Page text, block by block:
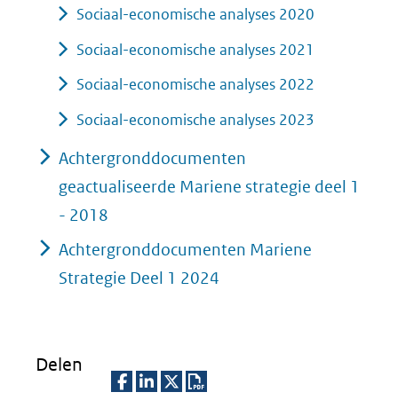
Sociaal-economische analyses 2020
Sociaal-economische analyses 2021
Sociaal-economische analyses 2022
Sociaal-economische analyses 2023
Achtergronddocumenten
geactualiseerde Mariene strategie deel 1
- 2018
Achtergronddocumenten Mariene
Strategie Deel 1 2024
Delen